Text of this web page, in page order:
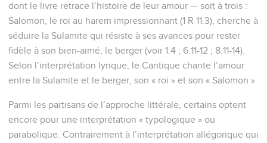
dont le livre retrace l’histoire de leur amour — soit à trois :
Salomon, le roi au harem impressionnant (1 R 11.3), cherche à
séduire la Sulamite qui résiste à ses avances pour rester
fidèle à son bien-aimé, le berger (voir 1.4 ; 6.11-12 ; 8.11-14).
Selon l’interprétation lyrique, le Cantique chante l’amour
entre la Sulamite et le berger, son « roi » et son « Salomon ».
Parmi les partisans de l’approche littérale, certains optent
encore pour une interprétation « typologique » ou
parabolique. Contrairement à l’interprétation allégorique qui